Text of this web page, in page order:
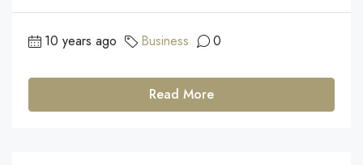
10 years ago Business 0
Read More